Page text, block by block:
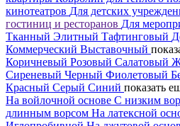
кинотеатров Для детских
гостиниц и ресторанов Для
Тканный Элитный Тафтинговый
Коммерческий Выставочный
Коричневый Розовый Салатовый
Сиреневый Черный Фиолетовый
Красный Серый Синий показать
На войлочной основе С низким
длинным ворсом На латексной